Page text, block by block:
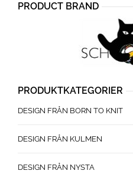
PRODUCT BRAND
PRODUKTKATEGORIER
DESIGN FRÅN BORN TO KNIT
DESIGN FRÅN KULMEN
DESIGN FRÅN NYSTA